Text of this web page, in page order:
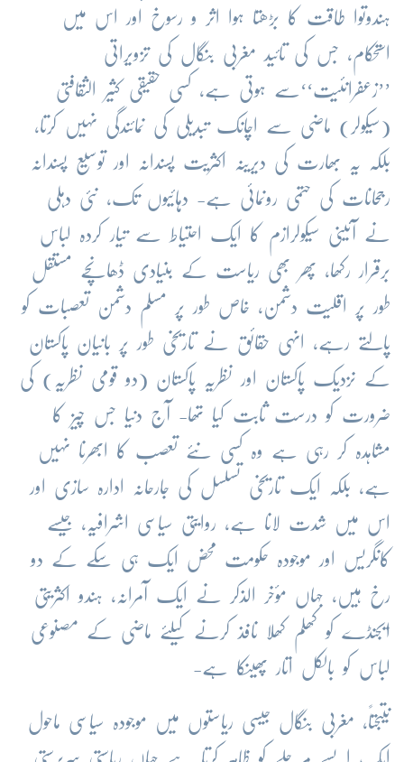
ہندوتوا طاقت کا بڑھتا ہوا اثر و رسوخ اور اس میں
استحکام، جس کی تائید مغربی بنگال کی تزویراتی
’’زعفرانئیت‘‘سے ہوتی ہے، کسی حقیقی کثیر الثقافتی
(سیکولر) ماضی سے اچانک تبدیلی کی نمائندگی نہیں کرتا،
بلکہ یہ بھارت کی دیرینہ اکثریت پسندانہ اور توسیع پسندانہ
رجحانات کی حتمی رونمائی ہے- دہائیوں تک، نئی دہلی
نے آئینی سیکولرازم کا ایک احتیاط سے تیار کردہ لباس
برقرار رکھا، پھر بھی ریاست کے بنیادی ڈھانچے مستقل
طور پر اقلیت دشمن، خاص طور پر مسلم دشمن تعصبات کو
پالتے رہے، انہی حقائق نے تاریخی طور پر بانیان پاکستان
کے نزدیک پاکستان اور نظریہ پاکستان (دو قومی نظریہ) کی
ضرورت کو درست ثابت کیا تھا- آج دنیا جس چیز کا
مشاہدہ کر رہی ہے وہ کسی نئے تعصب کا ابھرنا نہیں
ہے، بلکہ ایک تاریخی تسلسل کی جارحانہ ادارہ سازی اور
اس میں شدت لانا ہے، روایتی سیاسی اشرافیہ، جیسے
کانگریس اور موجودہ حکومت محض ایک ہی سکے کے دو
رخ ہیں، جہاں مؤخر الذکر نے ایک آمرانہ، ہندو اکثریتی
ایجنڈے کو کھلم کھلا نافذ کرنے کیلئے ماضی کے مصنوعی
لباس کو بالکل اتار پھینکا ہے-
نتیجتاً، مغربی بنگال جیسی ریاستوں میں موجودہ سیاسی ماحول
ایک ایسے مرحلے کو ظاہر کرتا ہے جہاں ریاستی سرپرستی